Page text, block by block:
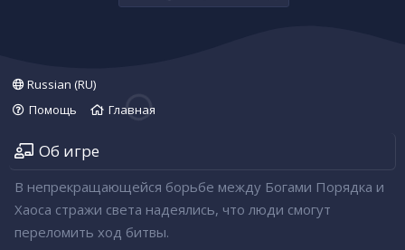
Russian (RU)
Помощь
Главная
Об игре
В непрекращающейся борьбе между Богами Порядка и
Хаоса стражи света надеялись, что люди смогут
переломить ход битвы.